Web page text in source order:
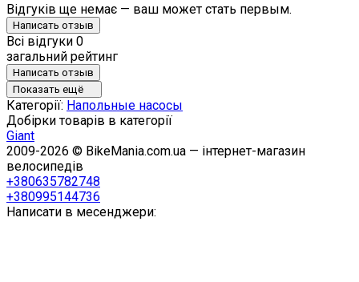
Відгуків ще немає — ваш может стать первым.
Написать отзыв
Всі відгуки 0
загальний рейтинг
Написать отзыв
Показать ещё
Категорії: Напольные насосы
Добірки товарів в категорії
Giant
2009-2026 © BikeMania.com.ua — інтернет-магазин
велосипедів
+380635782748
+380995144736
Написати в месенджери: